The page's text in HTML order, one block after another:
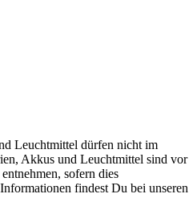
Leuchtmittel dürfen nicht im
Akkus und Leuchtmittel sind vor
sofern dies
findest Du bei unseren